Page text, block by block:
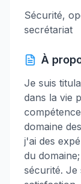
Sécurité,
secrétariat
À
Je suis
dans la vie
domaine
j'ai des
du
sécurité. Je